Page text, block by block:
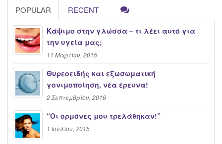
POPULAR RECENT
Κάψιμο στην γλώσσα – τι λέει αυτό για
την υγεία μας;
11 Μαρτίου, 2015
Θυρεοειδής και εξωσωματική
γονιμοποίηση, νέα έρευνα!
2 Σεπτεμβρίου, 2016
“Oι ορμόνες μου τρελάθηκαν!”
1 Ιουλίου, 2015